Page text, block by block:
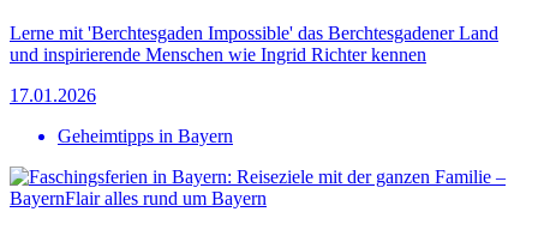
Lerne mit 'Berchtesgaden Impossible' das Berchtesgadener Land
und inspirierende Menschen wie Ingrid Richter kennen
17.01.2026
Geheimtipps in Bayern